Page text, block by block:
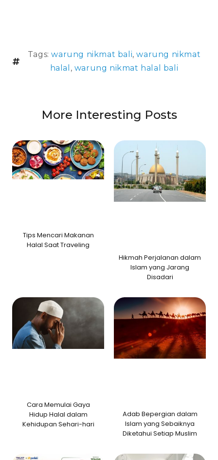
Tags:warung nikmat bali,warung nikmat
halal , warung nikmat halal bali
More Interesting Posts
Tips Mencari Makanan
Halal Saat Traveling
Hikmah Perjalanan dalam
Islam yang Jarang
Disadari
Cara Memulai Gaya
Hidup Halal dalam
Kehidupan Sehari-hari
Adab Bepergian dalam
Islam yang Sebaiknya
Diketahui Setiap Muslim